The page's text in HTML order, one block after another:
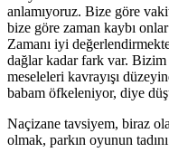
anlamıyoruz. Bize göre
bize göre zaman kaybı
Zamanı iyi
dağlar kadar fark var. Bizim
meseleleri kavrayışı
babam öfkeleniyor, diye
Naçizane tavsiyem, biraz
olmak, parkın oyunun